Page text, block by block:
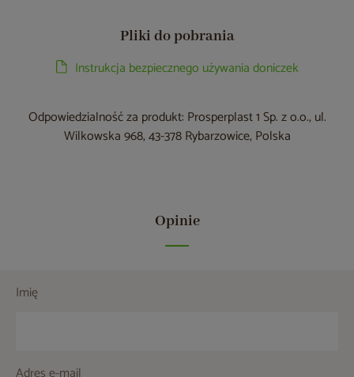
Pliki do pobrania
Instrukcja bezpiecznego używania doniczek
Odpowiedzialność za produkt: Prosperplast 1 Sp. z o.o., ul.
Wilkowska 968, 43-378 Rybarzowice, Polska
Opinie
Imię